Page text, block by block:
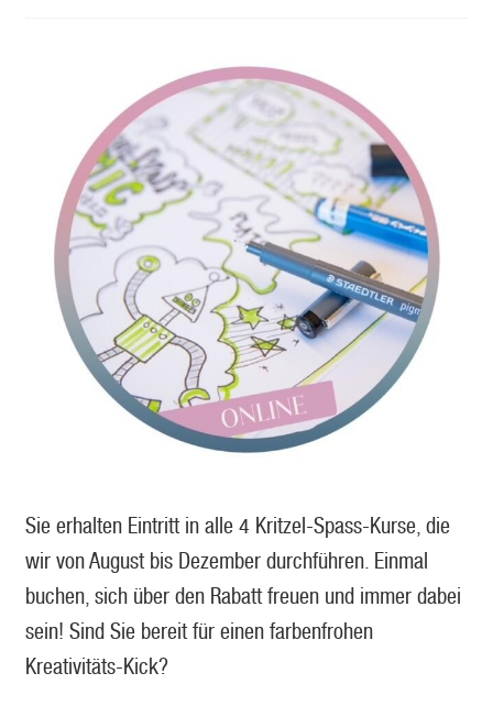
Sie erhalten Eintritt in alle 4 Kritzel-Spass-Kurse, die
wir von August bis Dezember durchführen. Einmal
buchen, sich über den Rabatt freuen und immer dabei
sein! Sind Sie bereit für einen farbenfrohen
Kreativitäts-Kick?